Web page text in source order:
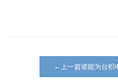
←上一篇谁能为台积